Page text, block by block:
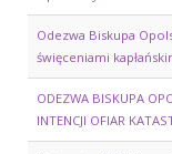
Odezwa Biskupa
święceniami
ODEZWA BISKUPA
INTENCJI OFIAR